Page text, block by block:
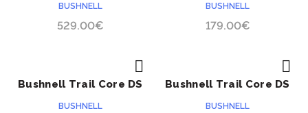
BUSHNELL
529.00€
BUSHNELL
179.00€
ACHETER
Bushnell Trail Core DS
BUSHNELL
ACHETER
Bushnell Trail Core DS
BUSHNELL